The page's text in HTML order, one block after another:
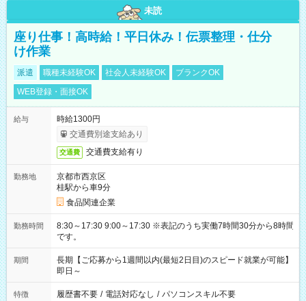
未読
座り仕事！高時給！平日休み！伝票整理・仕分
け作業
派遣 職種未経験OK 社会人未経験OK
ブランクOK
WEB登録・面接OK
給与
時給1300円
交通費別途支給あり
交通費 交通費支給有り
勤務地
京都市西京区
桂駅から車9分
食品関連企業
勤務時間
8:30～17:30 9:00～17:30 ※表記のうち実働7時間30分から8時間
です。
期間
長期【ご応募から1週間以内(最短2日目)のスピード就業が可能】
即日～
特徴 履歴書不要 / 電話対応なし / パソコンスキル不要